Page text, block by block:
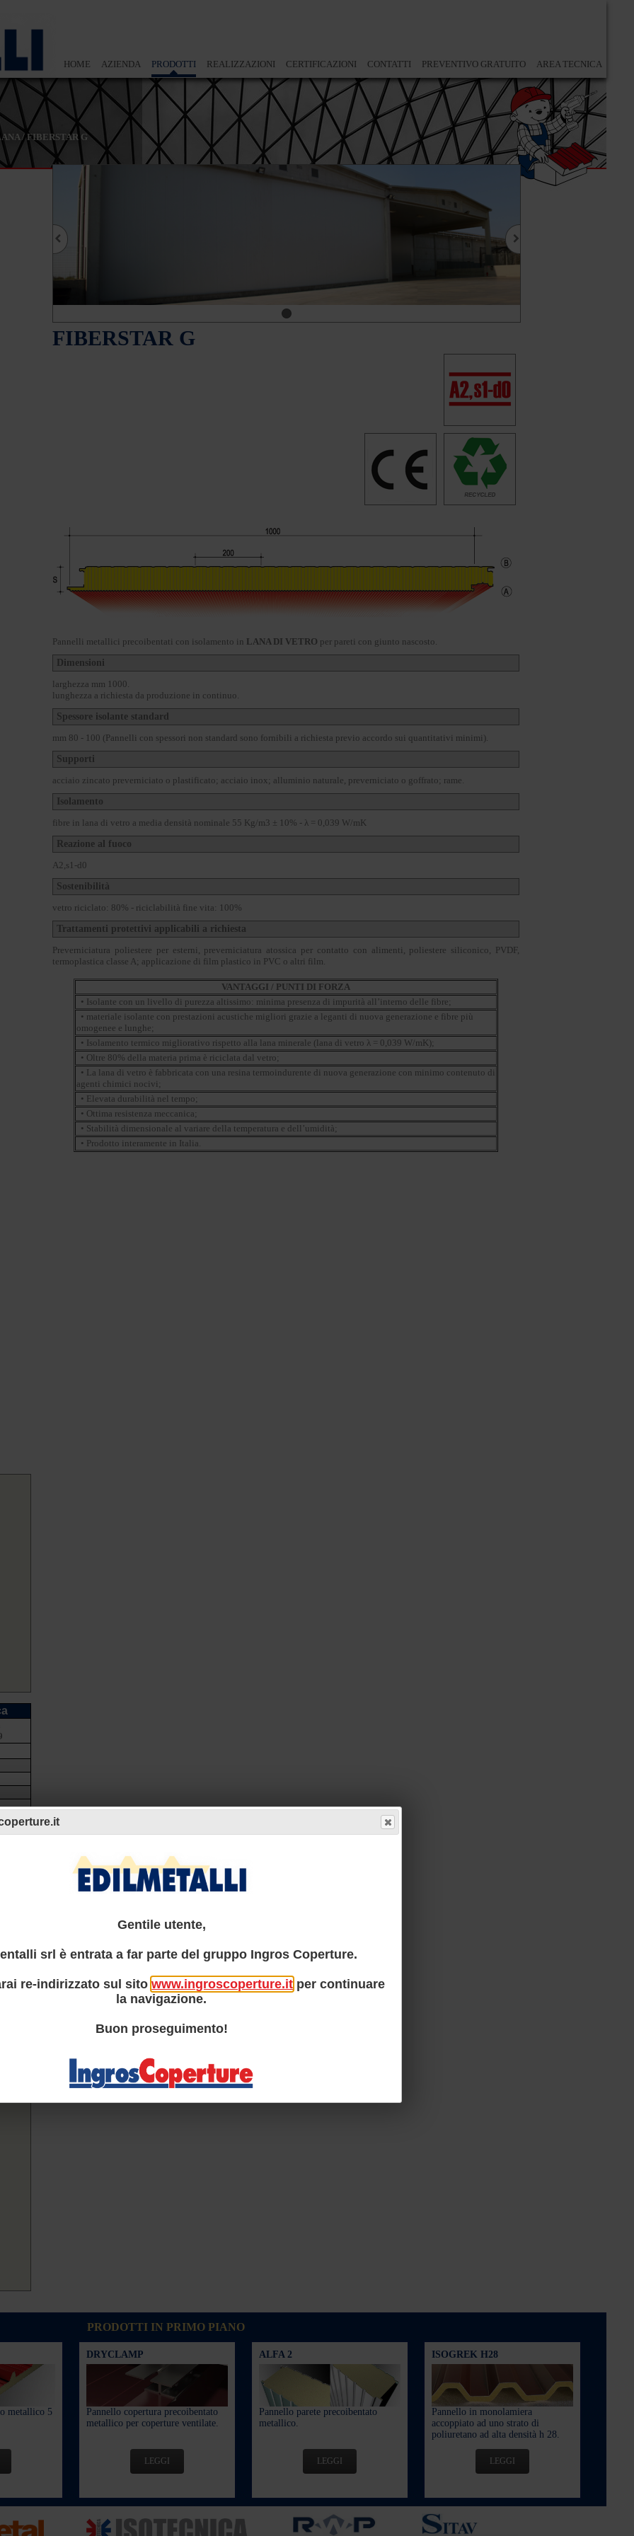
HOME AZIENDA PRODOTTI REALIZZAZIONI CERTIFICAZIONI CONTATTI PREVENTIVO GRATUITO AREA TECNICA
/FIBERSTAR G
FIBERSTAR G
Pannelli metallici precoibentati con isolamento in LANA DI VETRO per pareti con giunto nascosto.
Dimensioni
larghezza mm 1000.
lunghezza a richiesta da produzione in continuo.
Spessore isolante standard
mm 80 - 100 (Pannelli con spessori non standard sono fornibili a richiesta previo accordo sui quantitativi minimi).
Supporti
acciaio zincato preverniciato o plastificato; acciaio inox; alluminio naturale, preverniciato o goffrato; rame.
Isolamento
fibre in lana di vetro a media densità nominale 55 Kg/m3 ± 10% - λ = 0,039 W/mK
Reazione al fuoco
A2,s1-d0
Sostenibilità
vetro riciclato: 80% - riciclabilità fine vita: 100%
Trattamenti protettivi applicabili a richiesta
Preverniciatura poliestere per esterni, preverniciatura atossica per contatto con alimenti, poliestere siliconico, PVDF,
termoplastica classe A; applicazione di film plastico in PVC o altri film.
VANTAGGI / PUNTI DI FORZA
• Isolante con un livello di purezza altissimo: minima presenza di impurità all’interno delle fibre;
• materiale isolante con prestazioni acustiche migliori grazie a leganti di nuova generazione e fibre più
omogenee e lunghe;
• Isolamento termico migliorativo rispetto alla lana minerale (lana di vetro λ = 0,039 W/mK);
• Oltre 80% della materia prima è riciclata dal vetro;
• La lana di vetro è fabbricata con una resina termoindurente di nuova generazione con minimo contenuto di
agenti chimici nocivi;
• Elevata durabilità nel tempo;
• Ottima resistenza meccanica;
• Stabilità dimensionale al variare della temperatura e dell’umidità;
• Prodotto interamente in Italia.
PRODOTTI IN PRIMO PIANO
metallico 5
DRYCLAMP
Pannello copertura precoibentato
metallico per coperture ventilate.
LEGGI
ALFA 2
Pannello parete precoibentato
metallico.
LEGGI
ISOGREK H28
Pannello in monolamiera
accoppiato ad uno strato di
poliuretano ad alta densità h 28.
LEGGI
Gentile utente,
srl è entrata a far parte del gruppo Ingros Coperture.
re-indirizzato sul sitowww.ingroscoperture.it per continuare
la navigazione.
Buon proseguimento!